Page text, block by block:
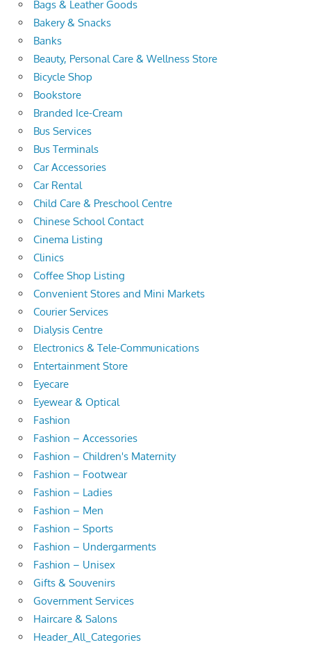
Bags & Leather Goods
Bakery & Snacks
Banks
Beauty, Personal Care & Wellness Store
Bicycle Shop
Bookstore
Branded Ice-Cream
Bus Services
Bus Terminals
Car Accessories
Car Rental
Child Care & Preschool Centre
Chinese School Contact
Cinema Listing
Clinics
Coffee Shop Listing
Convenient Stores and Mini Markets
Courier Services
Dialysis Centre
Electronics & Tele-Communications
Entertainment Store
Eyecare
Eyewear & Optical
Fashion
Fashion – Accessories
Fashion – Children's Maternity
Fashion – Footwear
Fashion – Ladies
Fashion – Men
Fashion – Sports
Fashion – Undergarments
Fashion – Unisex
Gifts & Souvenirs
Government Services
Haircare & Salons
Header_All_Categories